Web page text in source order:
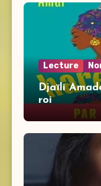
Lecture
Djaïli
roi